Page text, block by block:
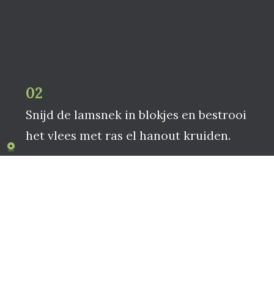
02
Snijd de lamsnek in blokjes en bestrooi
het vlees met ras el hanout kruiden.